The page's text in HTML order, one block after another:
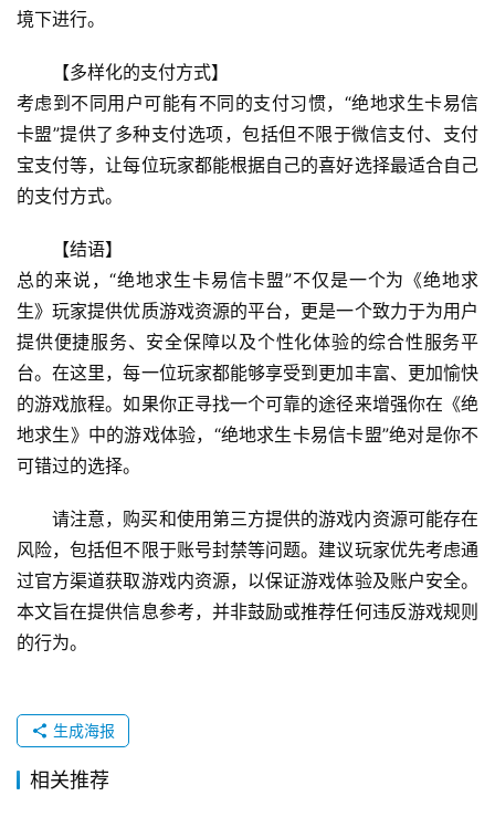
境下进行。
【多样化的支付方式】
考虑到不同用户可能有不同的支付习惯，“绝地求生卡易信
卡盟”提供了多种支付选项，包括但不限于微信支付、支付
宝支付等，让每位玩家都能根据自己的喜好选择最适合自己
的支付方式。
【结语】
总的来说，“绝地求生卡易信卡盟”不仅是一个为《绝地求
生》玩家提供优质游戏资源的平台，更是一个致力于为用户
提供便捷服务、安全保障以及个性化体验的综合性服务平
台。在这里，每一位玩家都能够享受到更加丰富、更加愉快
的游戏旅程。如果你正寻找一个可靠的途径来增强你在《绝
地求生》中的游戏体验，“绝地求生卡易信卡盟”绝对是你不
可错过的选择。
请注意，购买和使用第三方提供的游戏内资源可能存在
风险，包括但不限于账号封禁等问题。建议玩家优先考虑通
过官方渠道获取游戏内资源，以保证游戏体验及账户安全。
本文旨在提供信息参考，并非鼓励或推荐任何违反游戏规则
的行为。
生成海报
相关推荐